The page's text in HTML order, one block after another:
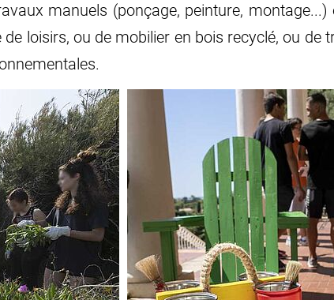
manuels (ponçage, peinture,
loisirs, ou de mobilier en bois recyclé, ou de